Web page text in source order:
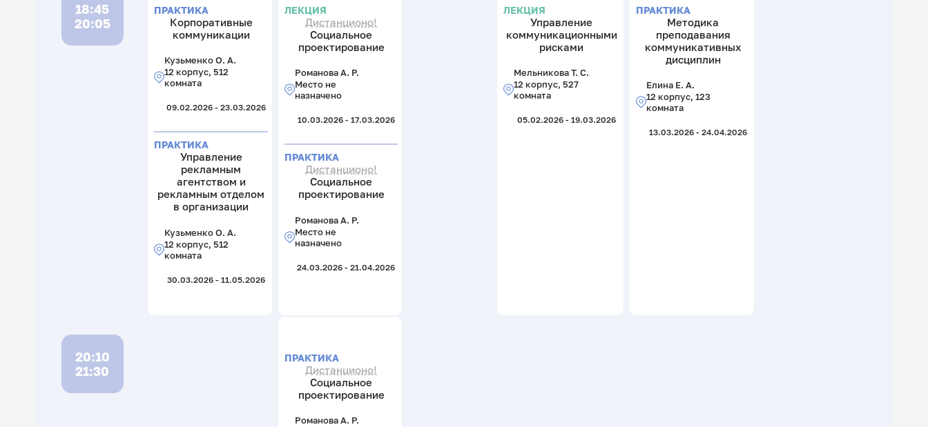
18:45
20:05
ПРАКТИКА
Корпоративные
коммуникации
Кузьменко О. А.
12 корпус, 512
комната
09.02.2026 - 23.03.2026
ПРАКТИКА
Управление
рекламным
агентством и
рекламным отделом
в организации
Кузьменко О. А.
12 корпус, 512
комната
30.03.2026 - 11.05.2026
ЛЕКЦИЯ
Дистанционо!
Социальное
проектирование
Романова А. Р.
Место не
назначено
10.03.2026 - 17.03.2026
ПРАКТИКА
Дистанционо!
Социальное
проектирование
Романова А. Р.
Место не
назначено
24.03.2026 - 21.04.2026
ЛЕКЦИЯ
Управление
коммуникационными
рисками
Мельникова Т. С.
12 корпус, 527
комната
05.02.2026 - 19.03.2026
ПРАКТИКА
Методика
преподавания
коммуникативных
дисциплин
Елина Е. А.
12 корпус, 123
комната
13.03.2026 - 24.04.2026
20:10
21:30
ПРАКТИКА
Дистанционо!
Социальное
проектирование
Романова А. Р.